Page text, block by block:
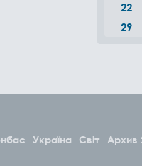
22
29
Україна Світ Архив